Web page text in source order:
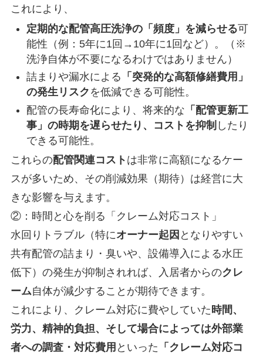
これにより、
定期的な配管高圧洗浄の「頻度」を減らせる可
能性（例：5年に1回→10年に1回など）。（※
洗浄自体が不要になるわけではありません）
詰まりや漏水による 「突発的な高額修繕費用」
の発生リスク を低減できる可能性。
配管の長寿命化により、将来的な 「配管更新工
事」の時期を遅らせたり、コストを抑制 したり
できる可能性。
これらの配管関連コスト は非常に高額になるケー
スが多いため、その削減効果（期待）は経営に大
きな影響を与えます。
②：時間と心を削る「クレーム対応コスト」
水回りトラブル（特にオーナー起因 となりやすい
共有配管の詰まり・臭いや、設備導入による水圧
低下）の発生が抑制されれば、入居者からのクレ
ーム自体が減少することが期待できます。
これにより、クレーム対応に費やしていた 時間、
労力、精神的負担、そして場合によっては外部業
者への調査・対応費用 といった 「クレーム対応コ